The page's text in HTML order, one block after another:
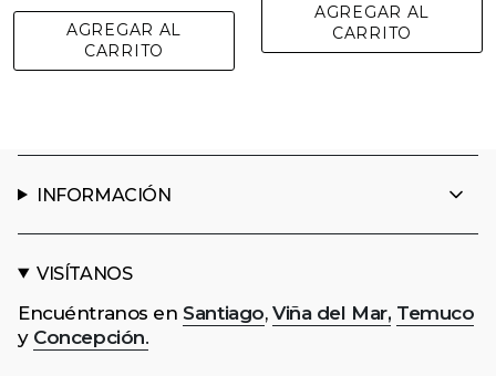
AGREGAR AL
CARRITO
AGREGAR AL
CARRITO
INFORMACIÓN
VISÍTANOS
Encuéntranos en Santiago, Viña del Mar, Temuco
y Concepción.